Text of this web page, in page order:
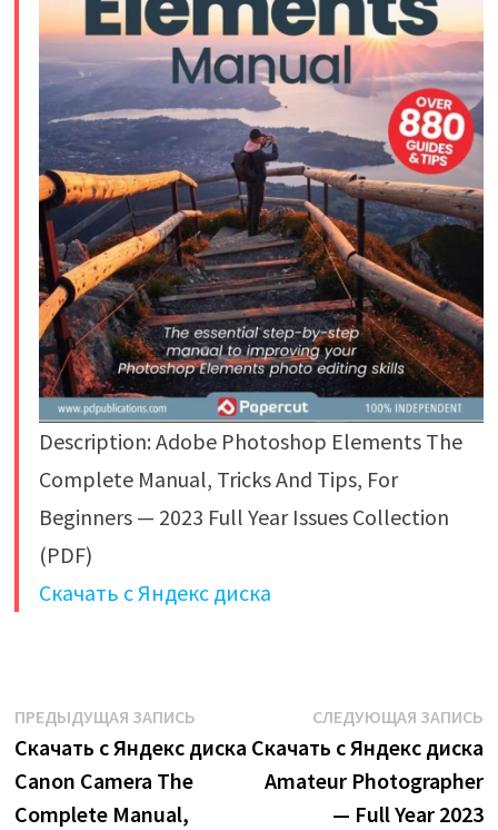
Description: Adobe Photoshop Elements The
Complete Manual, Tricks And Tips, For
Beginners — 2023 Full Year Issues Collection
(PDF)
Скачать с Яндекс диска
Навигация
по
записям
ПРЕДЫДУЩАЯ ЗАПИСЬПредыдущая
запись:
Скачать с Яндекс диска
Canon Camera The
Complete Manual,
СЛЕДУЮЩАЯ ЗАПИСЬ
Скачать с Яндекс диска
Amateur Photographer
— Full Year 2023